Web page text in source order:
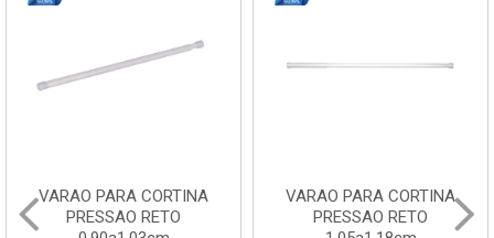
VARAO PARA CORTINA
PRESSAO RETO
VARAO PARA CORTINA
PRESSAO RETO